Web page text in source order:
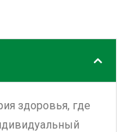
здоровья, где